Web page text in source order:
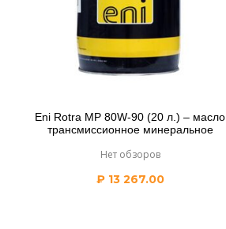
Eni Rotra MP 80W-90 (20 л.) – масло
трансмиссионное минеральное
Нет обзоров
₽13 267.00